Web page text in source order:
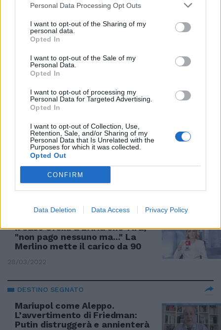
Personal Data Processing Opt Outs
I want to opt-out of the Sharing of my
personal data.
Opted In
I want to opt-out of the Sale of my
Personal Data.
Opted In
I want to opt-out of processing my
Personal Data for Targeted Advertising.
Opted In
I want to opt-out of Collection, Use,
Retention, Sale, and/or Sharing of my
Personal Data that Is Unrelated with the
Purposes for which it was collected.
Opted Out
CONFIRM
Data Deletion Data Access Privacy Policy
nulla sull’Ucraina”
EUROPA SUPER-POTENZA
“Emergerà un nuovo disordine
mondiale”. Friedman è sicuro:
nessuno può fermare Putin
06/04/2022
ATTACCO MICIDIALE
Scatta la contraerea su Orsini.
Friedman scatenato:
professorino, promuove notizie
false
28/03/2022
PUNTI DI VISTA
Il caso Orsini a L'Aria che Tira,
"non pago nessuno ma..." La
Merlino mette il carico da 90
28/03/2022
DESTINO SEGNATO
Mariupol come Aleppo.
L’avvertimento di Friedman:
Putin distruggerà e annienterà